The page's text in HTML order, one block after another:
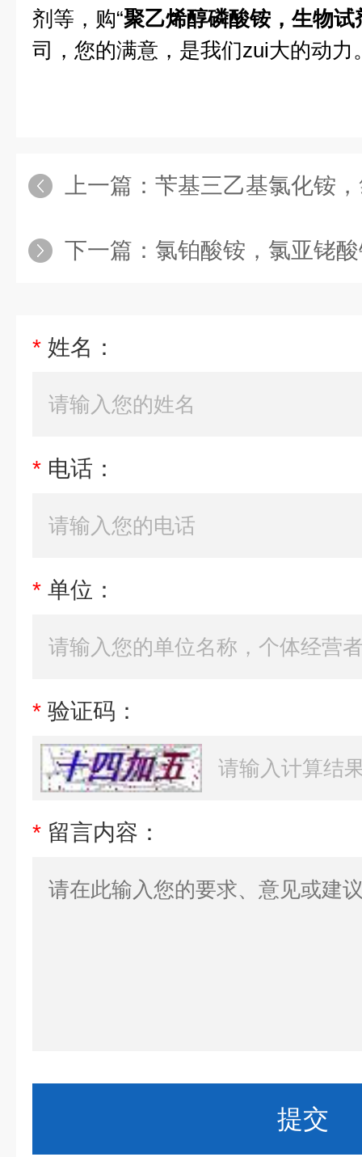
剂等，购“聚乙烯醇磷酸铵，生物试
司，您的满意，是我们zui大的动力
上一篇： 苄基三乙基氯化铵，氯
下一篇： 氯铂酸铵，氯亚铑
* 姓名：
* 电话：
* 单位：
* 验证码：
* 留言内容：